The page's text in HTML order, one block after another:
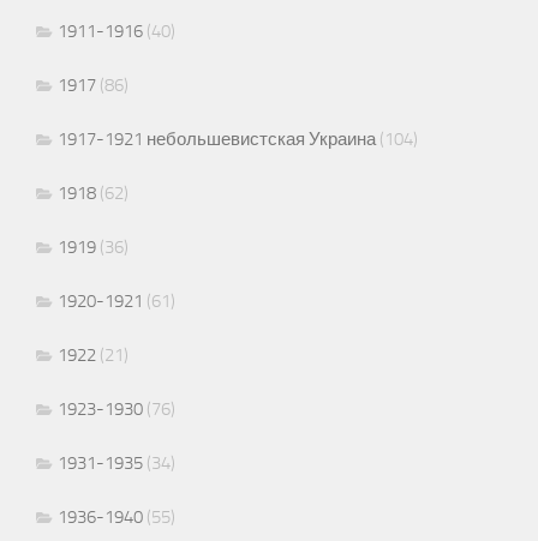
1911-1916 (40)
1917 (86)
1917-1921 небольшевистская Украина(104)
1918 (62)
1919 (36)
1920-1921 (61)
1922 (21)
1923-1930 (76)
1931-1935 (34)
1936-1940 (55)